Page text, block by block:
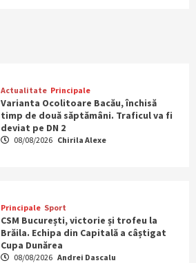
Actualitate Principale
Varianta Ocolitoare Bacău, închisă
timp de două săptămâni. Traficul va fi
deviat pe DN 2
08/08/2026 Chirila Alexe
Principale Sport
CSM București, victorie și trofeu la
Brăila. Echipa din Capitală a câștigat
Cupa Dunărea
08/08/2026 Andrei Dascalu